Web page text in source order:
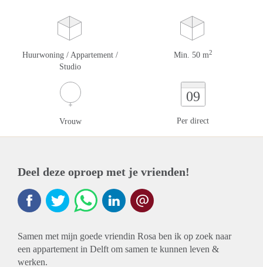
Huurwoning / Appartement /
Studio
Min. 50 m2
Vrouw
09
Per direct
Deel deze oproep met je vrienden!
Samen met mijn goede vriendin Rosa ben ik op zoek naar
een appartement in Delft om samen te kunnen leven &
werken.